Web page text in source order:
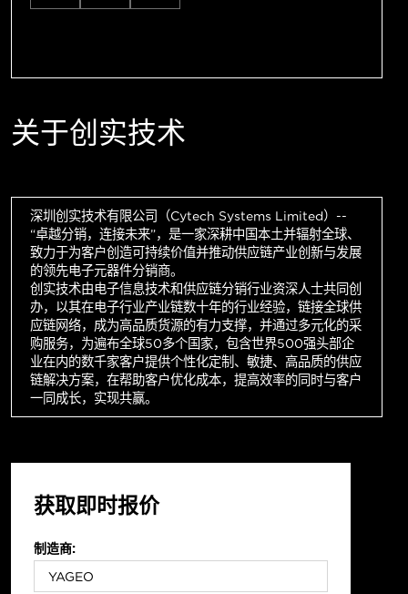
关于创实技术
深圳创实技术有限公司（Cytech Systems Limited）--
“卓越分销，连接未来”，是一家深耕中国本土并辐射全球、
致力于为客户创造可持续价值并推动供应链产业创新与发展
的领先电子元器件分销商。
创实技术由电子信息技术和供应链分销行业资深人士共同创
办，以其在电子行业产业链数十年的行业经验，链接全球供
应链网络，成为高品质货源的有力支撑，并通过多元化的采
购服务，为遍布全球50多个国家，包含世界500强头部企
业在内的数千家客户提供个性化定制、敏捷、高品质的供应
链解决方案，在帮助客户优化成本，提高效率的同时与客户
一同成长，实现共赢。
获取即时报价
制造商: